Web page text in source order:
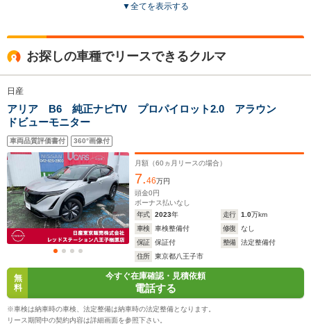
サイズ
WLTCモード
燃費
全高
1.65m
全幅
ホイールベース
-m
5ドア
1.65m
全幅
-
▼全てを表示する
お探しの車種でリースできるクルマ
日産
アリア B6 純正ナビTV プロパイロット2.0 アラウン
ドビューモニター
車両品質評価書付 360°画像付
月額（60 ヵ月リースの場合）
7.46万円
頭金0円
ボーナス払いなし
年式
2023年 走行 1.0万km
車検
車検整備付 修復
なし
保証
保証付 整備
法定整備付
住所
東京都八王子市
無
料
今すぐ在庫確認・見積依頼
電話する
※車検は納車時の車検、法定整備は納車時の法定整備となります。
リース期間中の契約内容は詳細画面を参照下さい。